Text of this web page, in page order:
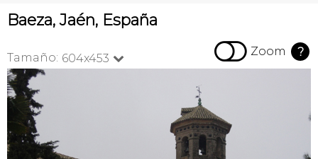
Baeza, Jaén, España
Tamaño: 604x453   Zoom ?